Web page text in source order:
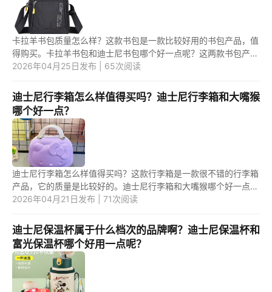
卡拉羊书包质量怎么样？这款书包是一款比较好用的书包产品，值
得购买。卡拉羊书包和迪士尼书包哪个好一点呢？这两款书包产品
中，应该是第一款书包更好用一些。 1.卡拉羊书包质量怎么样？
2026年04月25日发布 | 65次阅读
迪士尼行李箱怎么样值得买吗？迪士尼行李箱和大嘴猴
哪个好一点？
迪士尼行李箱怎么样值得买吗？这款行李箱是一款很不错的行李箱
产品，它的质量是比较好的。迪士尼行李箱和大嘴猴哪个好一点？
这两款行李箱中，应该是第二款更好用一些。 1.迪士尼行李箱怎么
2026年04月21日发布 | 71次阅读
迪士尼保温杯属于什么档次的品牌啊？迪士尼保温杯和
富光保温杯哪个好用一点呢？